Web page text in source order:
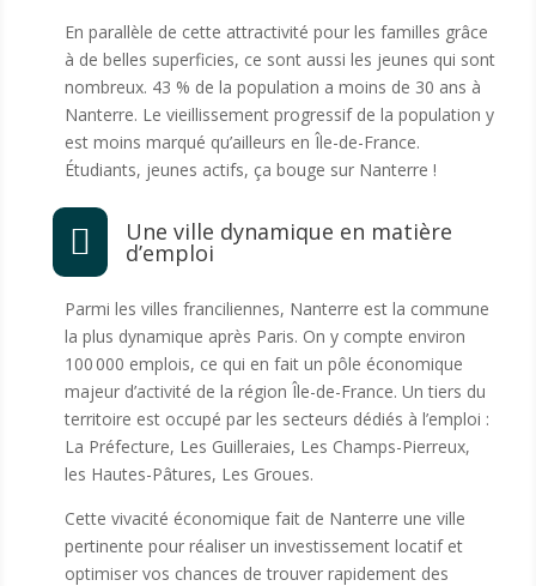
En parallèle de cette attractivité pour les familles grâce
à de belles superficies, ce sont aussi les jeunes qui sont
nombreux. 43 % de la population a moins de 30 ans à
Nanterre. Le vieillissement progressif de la population y
est moins marqué qu’ailleurs en Île-de-France.
Étudiants, jeunes actifs, ça bouge sur Nanterre !
 Une ville dynamique en matière
d’emploi
Parmi les villes franciliennes, Nanterre est la commune
la plus dynamique après Paris. On y compte environ
100 000 emplois, ce qui en fait un pôle économique
majeur d’activité de la région Île-de-France. Un tiers du
territoire est occupé par les secteurs dédiés à l’emploi :
La Préfecture, Les Guilleraies, Les Champs-Pierreux,
les Hautes-Pâtures, Les Groues.
Cette vivacité économique fait de Nanterre une ville
pertinente pour réaliser un investissement locatif et
optimiser vos chances de trouver rapidement des